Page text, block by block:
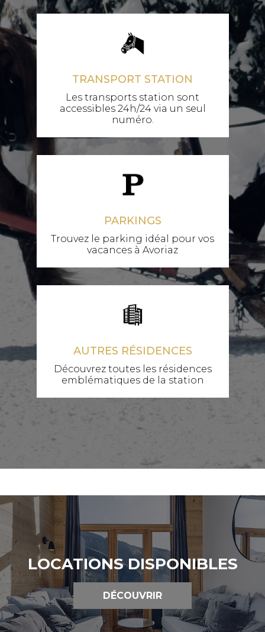
TRANSPORT STATION
Les transports station sont
accessibles 24h/24 via un seul
numéro.
PARKINGS
Trouvez le parking idéal pour vos
vacances à Avoriaz
AUTRES RÉSIDENCES
Découvrez toutes les résidences
emblématiques de la station
LOCATIONS DISPONIBLES
DÉCOUVRIR